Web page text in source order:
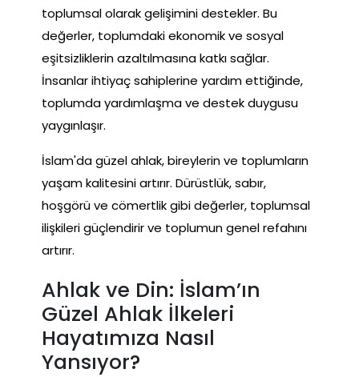
toplumsal olarak gelişimini destekler. Bu
değerler, toplumdaki ekonomik ve sosyal
eşitsizliklerin azaltılmasına katkı sağlar.
İnsanlar ihtiyaç sahiplerine yardım ettiğinde,
toplumda yardımlaşma ve destek duygusu
yaygınlaşır.
İslam'da güzel ahlak, bireylerin ve toplumların
yaşam kalitesini artırır. Dürüstlük, sabır,
hoşgörü ve cömertlik gibi değerler, toplumsal
ilişkileri güçlendirir ve toplumun genel refahını
artırır.
Ahlak ve Din: İslam’ın
Güzel Ahlak İlkeleri
Hayatımıza Nasıl
Yansıyor?